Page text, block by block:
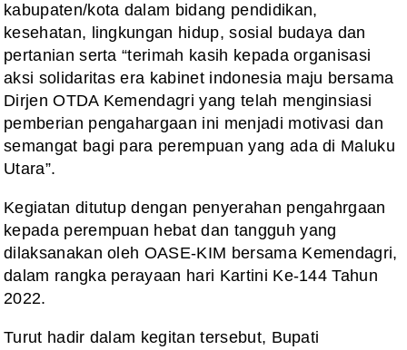
kabupaten/kota dalam bidang pendidikan,
kesehatan, lingkungan hidup, sosial budaya dan
pertanian serta “terimah kasih kepada organisasi
aksi solidaritas era kabinet indonesia maju bersama
Dirjen OTDA Kemendagri yang telah menginsiasi
pemberian pengahargaan ini menjadi motivasi dan
semangat bagi para perempuan yang ada di Maluku
Utara”.
Kegiatan ditutup dengan penyerahan pengahrgaan
kepada perempuan hebat dan tangguh yang
dilaksanakan oleh OASE-KIM bersama Kemendagri,
dalam rangka perayaan hari Kartini Ke-144 Tahun
2022.
Turut hadir dalam kegitan tersebut, Bupati